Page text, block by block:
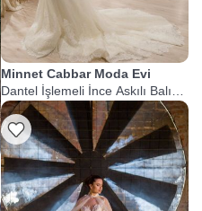
Minnet Cabbar Moda Evi
Dantel İşlemeli İnce Askılı Balık
Gelinlik